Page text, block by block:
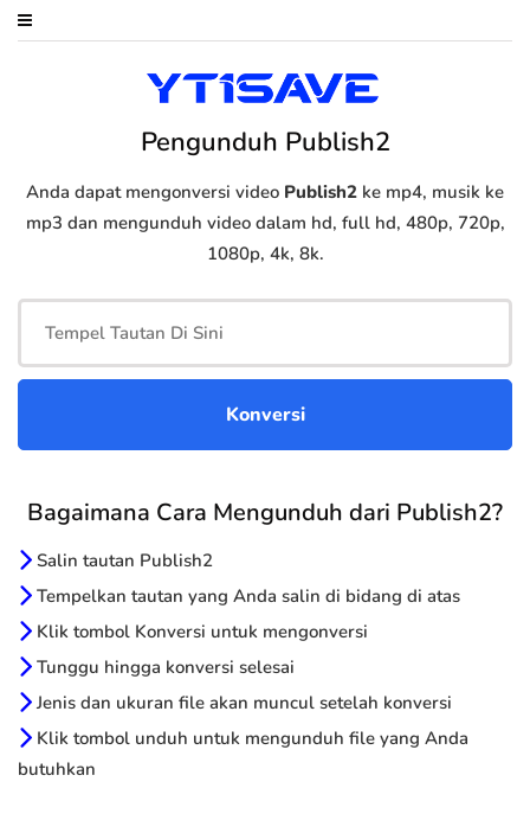
Pengunduh Publish2
Anda dapat mengonversi video Publish2 ke mp4, musik ke
mp3 dan mengunduh video dalam hd, full hd, 480p, 720p,
1080p, 4k, 8k.
Bagaimana Cara Mengunduh dari Publish2?
Salin tautan Publish2
Tempelkan tautan yang Anda salin di bidang di atas
Klik tombol Konversi untuk mengonversi
Tunggu hingga konversi selesai
Jenis dan ukuran file akan muncul setelah konversi
Klik tombol unduh untuk mengunduh file yang Anda
butuhkan